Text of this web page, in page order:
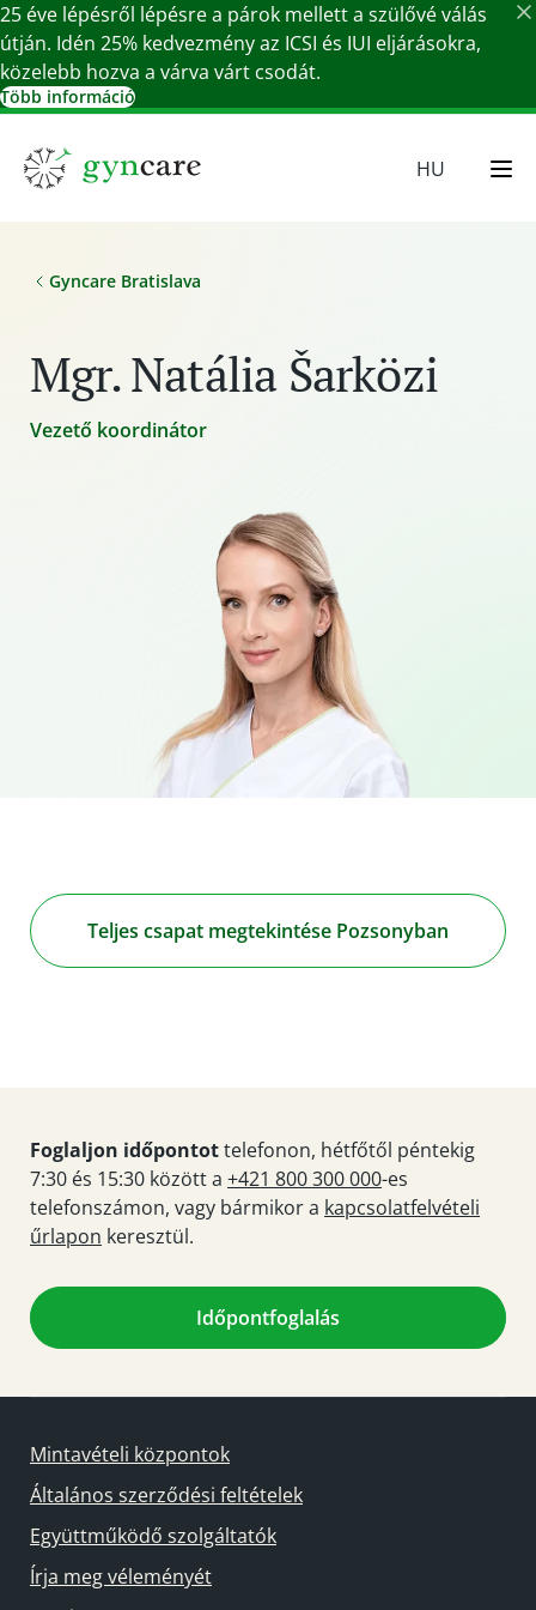
25 éve lépésről lépésre a párok mellett a szülővé válás
útján. Idén 25% kedvezmény az ICSI és IUI eljárásokra,
közelebb hozva a várva várt csodát.
Több információ
HU
Gyncare Bratislava
Mgr. Natália Šarközi
Vezető koordinátor
Teljes csapat megtekintése Pozsonyban
Foglaljon időpontottelefonon, hétfőtől péntekig
7:30 és 15:30 között a +421 800 300 000-es
telefonszámon, vagy bármikor a kapcsolatfelvételi
űrlapon keresztül.
Időpontfoglalás
Mintavételi központok
Általános szerződési feltételek
Együttműködő szolgáltatók
Írja meg véleményét